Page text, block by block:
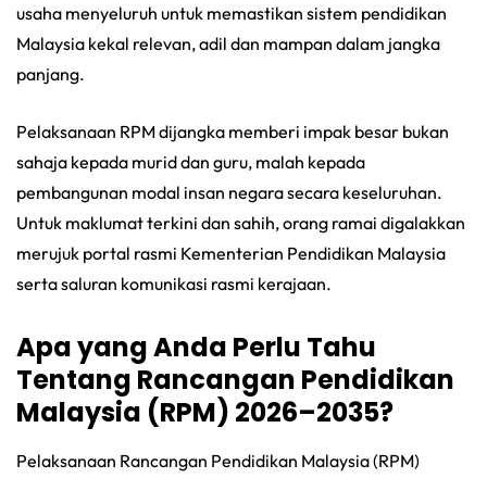
usaha menyeluruh untuk memastikan sistem pendidikan
Malaysia kekal relevan, adil dan mampan dalam jangka
panjang.
Pelaksanaan RPM dijangka memberi impak besar bukan
sahaja kepada murid dan guru, malah kepada
pembangunan modal insan negara secara keseluruhan.
Untuk maklumat terkini dan sahih, orang ramai digalakkan
merujuk portal rasmi Kementerian Pendidikan Malaysia
serta saluran komunikasi rasmi kerajaan.
Apa yang Anda Perlu Tahu
Tentang Rancangan Pendidikan
Malaysia (RPM) 2026–2035?
Pelaksanaan Rancangan Pendidikan Malaysia (RPM)